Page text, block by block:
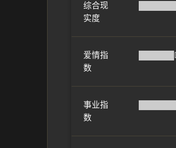
综合现
实度
爱情指
数
事业指
数